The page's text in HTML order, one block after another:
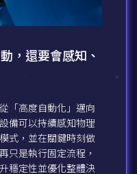
，還要會感知、
「高度自動化」邁向
備可以持續感知物理
式，並在關鍵時刻做
只是執行固定流程，
穩定性並優化整體決